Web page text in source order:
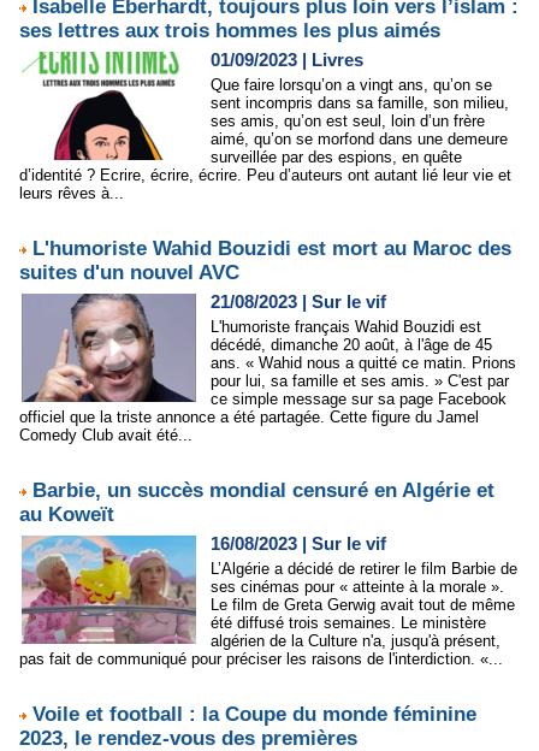
Isabelle Eberhardt, toujours plus loin vers l’islam :
ses lettres aux trois hommes les plus aimés
01/09/2023 | Livres
Que faire lorsqu’on a vingt ans, qu’on se
sent incompris dans sa famille, son milieu,
ses amis, qu’on est seul, loin d’un frère
aimé, qu’on se morfond dans une demeure
surveillée par des espions, en quête
d’identité ? Ecrire, écrire, écrire. Peu d’auteurs ont autant lié leur vie et
leurs rêves à...
L'humoriste Wahid Bouzidi est mort au Maroc des
suites d'un nouvel AVC
21/08/2023 | Sur le vif
L'humoriste français Wahid Bouzidi est
décédé, dimanche 20 août, à l'âge de 45
ans. « Wahid nous a quitté ce matin. Prions
pour lui, sa famille et ses amis. » C'est par
ce simple message sur sa page Facebook
officiel que la triste annonce a été partagée. Cette figure du Jamel
Comedy Club avait été...
Barbie, un succès mondial censuré en Algérie et
au Koweït
16/08/2023 | Sur le vif
L’Algérie a décidé de retirer le film Barbie de
ses cinémas pour « atteinte à la morale ».
Le film de Greta Gerwig avait tout de même
été diffusé trois semaines. Le ministère
algérien de la Culture n'a, jusqu'à présent,
pas fait de communiqué pour préciser les raisons de l'interdiction. «...
Voile et football : la Coupe du monde féminine
2023, le rendez-vous des premières